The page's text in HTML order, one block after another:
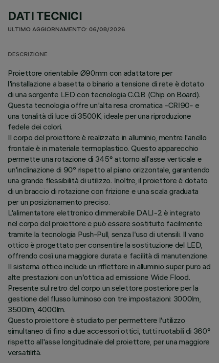
DATI TECNICI
ULTIMO AGGIORNAMENTO: 06/08/2026
DESCRIZIONE
Proiettore orientabile Ø90mm con adattatore per
l'installazione a basetta o binario a tensione di rete è dotato
di una sorgente LED con tecnologia C.O.B (Chip on Board).
Questa tecnologia offre un'alta resa cromatica -CRI90- e
una tonalità di luce di 3500K, ideale per una riproduzione
fedele dei colori.
Il corpo del proiettore è realizzato in alluminio, mentre l'anello
frontale è in materiale termoplastico. Questo apparecchio
permette una rotazione di 345° attorno all'asse verticale e
un'inclinazione di 90° rispetto al piano orizzontale, garantendo
una grande flessibilità di utilizzo. Inoltre, il proiettore è dotato
di un braccio di rotazione con frizione e una scala graduata
per un posizionamento preciso.
L'alimentatore elettronico dimmerabile DALI-2 è integrato
nel corpo del proiettore e può essere sostituito facilmente
tramite la tecnologia Push-Pull, senza l'uso di utensili. Il vano
ottico è progettato per consentire la sostituzione del LED,
offrendo così una maggiore durata e facilità di manutenzione.
Il sistema ottico include un riflettore in alluminio super puro ad
alte prestazioni con un'ottica ad emissione Wide Flood.
Presente sul retro del corpo un selettore posteriore per la
gestione del flusso luminoso con tre impostazioni: 3000lm,
3500lm, 4000lm.
Questo proiettore è studiato per permettere l'utilizzo
simultaneo di fino a due accessori ottici, tutti ruotabili di 360°
rispetto all'asse longitudinale del proiettore, per una maggiore
versatilità.